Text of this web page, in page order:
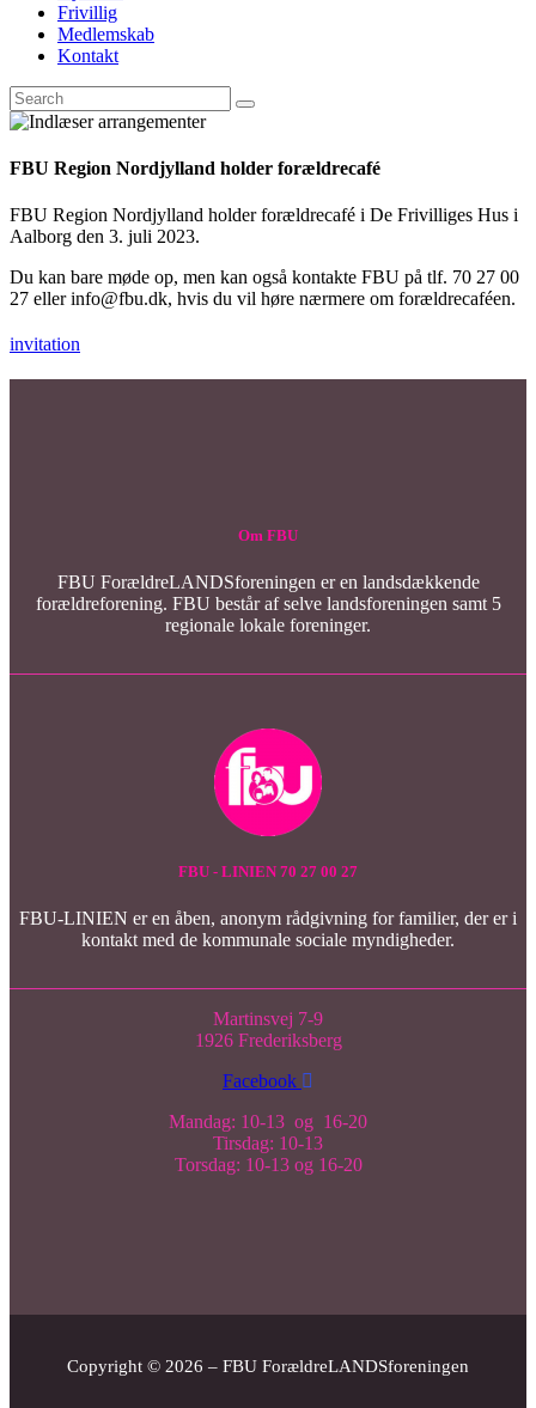
Frivillig
Medlemskab
Kontakt
FBU Region Nordjylland holder forældrecafé
FBU Region Nordjylland holder forældrecafé i De Frivilliges Hus i
Aalborg den 3. juli 2023.
Du kan bare møde op, men kan også kontakte FBU på tlf. 70 27 00
27 eller info@fbu.dk, hvis du vil høre nærmere om forældrecaféen.
invitation
Om FBU
FBU ForældreLANDSforeningen er en landsdækkende
forældreforening. FBU består af selve landsforeningen samt 5
regionale lokale foreninger.
FBU - LINIEN 70 27 00 27
FBU-LINIEN er en åben, anonym rådgivning for familier, der er i
kontakt med de kommunale sociale myndigheder.
Martinsvej 7-9
1926 Frederiksberg
Facebook
Mandag: 10-13 og 16-20
Tirsdag: 10-13
Torsdag: 10-13 og 16-20
Copyright © 2026 – FBU ForældreLANDSforeningen